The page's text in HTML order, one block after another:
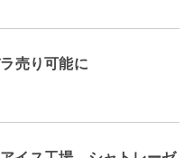
売り可能に